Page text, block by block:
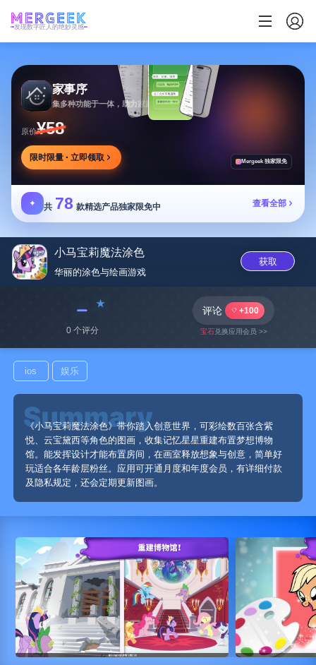
发现数字匠人的绝妙灵感
家事序
集多种功能于一体，助力家庭生活有序协作
原价¥58
限时限量 · 立即领取 Mergeek 独家限免
✦ 共 78 款精选产品独家限免中 查看全部
小马宝莉魔法涂色
华丽的涂色与绘画游‪戏‬
获取
﹣
0 个评分
评论 +100
宝石兑换应用会员 >>
ios 娱乐
《小马宝莉魔法涂色》带你踏入创意世界，可彩绘数百张含紫
悦、云宝黛西等角色的图画，收集记忆星星重建布置梦想博物
馆。能发挥设计才能布置房间，在画室释放想象与创意，简单好
玩适合各年龄层粉丝。应用可开通月度和年度会员，有详细付款
及隐私规定，还会定期更新图画。